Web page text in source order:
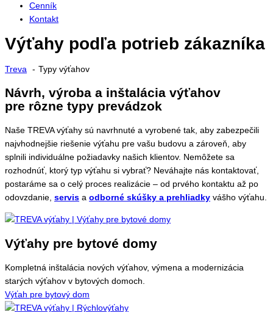
Cenník
Kontakt
Výťahy podľa potrieb zákazníka
Treva Typy výťahov
Návrh, výroba a inštalácia výťahov
pre rôzne typy prevádzok
Naše TREVA výťahy sú navrhnuté a vyrobené tak, aby zabezpečili
najvhodnejšie riešenie výťahu pre vašu budovu a zároveň, aby
splnili individuálne požiadavky našich klientov. Nemôžete sa
rozhodnúť, ktorý typ výťahu si vybrať? Neváhajte nás kontaktovať,
postaráme sa o celý proces realizácie – od prvého kontaktu až po
odovzdanie, servis a odborné skúšky a prehliadky vášho výťahu.
Výťahy pre bytové domy
Kompletná inštalácia nových výťahov, výmena a modernizácia
starých výťahov v bytových domoch.
Výťah pre bytový dom